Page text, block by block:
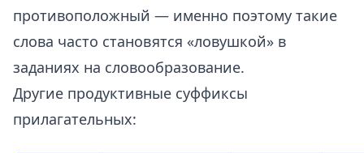
противоположный — именно поэтому такие
слова часто становятся «ловушкой» в
заданиях на словообразование.
Другие продуктивные суффиксы
прилагательных: